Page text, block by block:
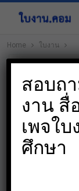
Home ใบงาน
สอบถ
งาน สื่
เพจใ
ศึกษา